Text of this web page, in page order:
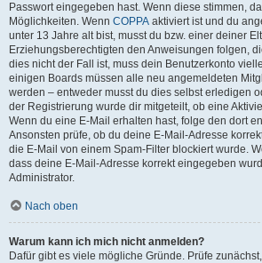
Passwort eingegeben hast. Wenn diese stimmen,
Möglichkeiten. Wenn COPPA aktiviert ist und du
unter 13 Jahre alt bist, musst du bzw. einer deiner
Erziehungsberechtigten den Anweisungen folgen,
dies nicht der Fall ist, muss dein Benutzerkonto
einigen Boards müssen alle neu angemeldeten
werden – entweder musst du dies selbst erledigen
der Registrierung wurde dir mitgeteilt, ob eine
Wenn du eine E-Mail erhalten hast, folge den dort
Ansonsten prüfe, ob du deine E-Mail-Adresse
die E-Mail von einem Spam-Filter blockiert wurde.
dass deine E-Mail-Adresse korrekt eingegeben
Administrator.
Nach oben
Warum kann ich mich nicht anmelden?
Dafür gibt es viele mögliche Gründe. Prüfe